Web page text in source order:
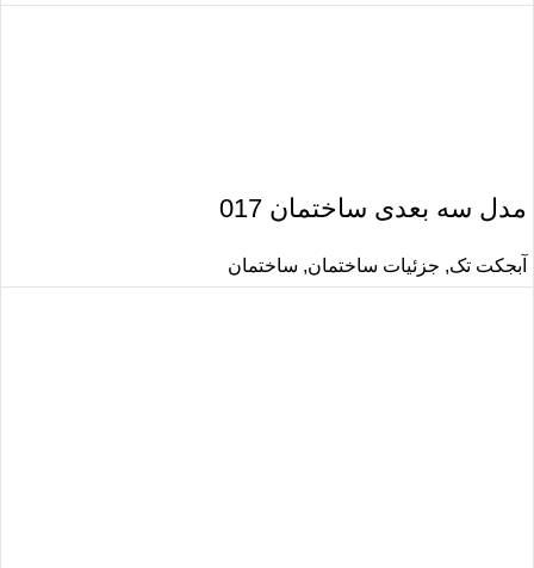
مدل سه بعدی ساختمان 017
آبجکت تک, جزئیات ساختمان, ساختمان